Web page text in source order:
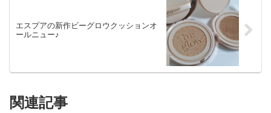
エスプアの新作ビーグロウクッションオ
ールニュー♪
関連記事